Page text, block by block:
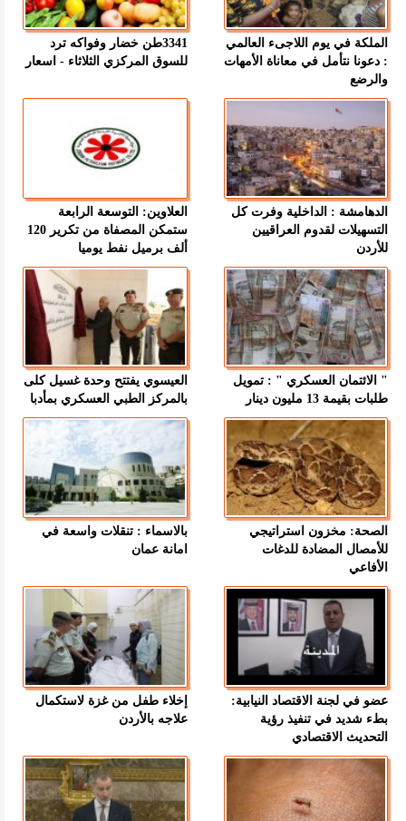
الملكة في يوم اللاجىء العالمي
: دعونا نتأمل في معاناة الأمهات
والرضع
3341طن خضار وفواكه ترد
للسوق المركزي الثلاثاء - اسعار
الدهامشة : الداخلية وفرت كل
التسهيلات لقدوم العراقيين
للأردن
العلاوين: التوسعة الرابعة
ستمكن المصفاة من تكرير 120
ألف برميل نفط يوميا
" الائتمان العسكري " : تمويل
طلبات بقيمة 13 مليون دينار
العيسوي يفتتح وحدة غسيل كلى
بالمركز الطبي العسكري بمأدبا
الصحة: مخزون استراتيجي
للأمصال المضادة للدغات
الأفاعي
بالاسماء : تنقلات واسعة في
امانة عمان
عضو في لجنة الاقتصاد النيابية:
بطء شديد في تنفيذ رؤية
التحديث الاقتصادي
إخلاء طفل من غزة لاستكمال
علاجه بالأردن